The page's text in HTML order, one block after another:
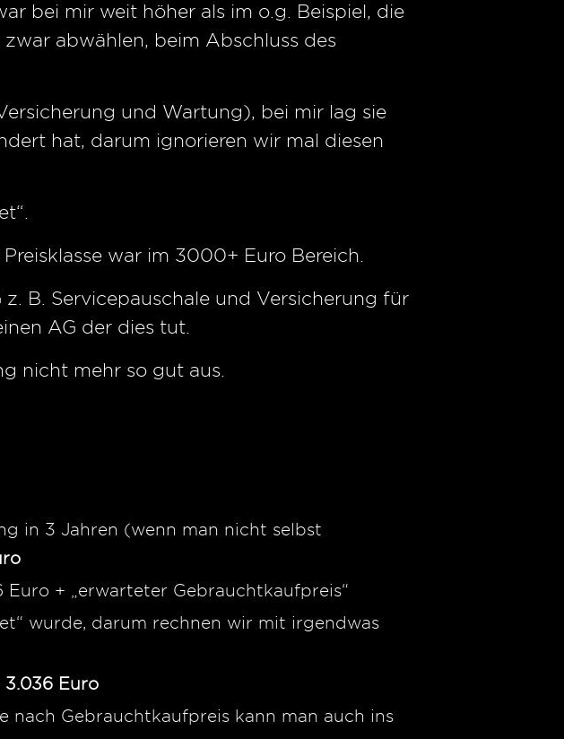
bei mir weit höher als im o.g. Beispiel, die
abwählen, beim Abschluss des
und Wartung), bei mir lag sie
hat, darum ignorieren wir mal diesen
war im 3000+ Euro Bereich.
B. Servicepauschale und Versicherung für
AG der dies tut.
nicht mehr so gut aus.
in 3 Jahren (wenn man nicht selbst
Euro + „erwarteter Gebrauchtkaufpreis“
wurde, darum rechnen wir mit irgendwas
3.036 Euro
nach Gebrauchtkaufpreis kann man auch ins